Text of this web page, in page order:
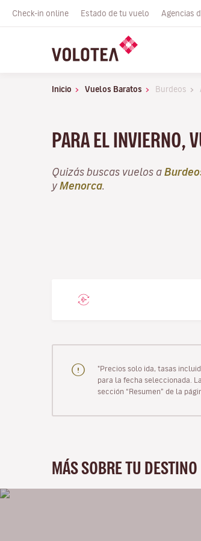
Check-in online Estado de tu vuelo Agencias
Inicio Vuelos Baratos Burdeos
PARA EL INVIERNO,
Quizás buscas vuelos a
yMenorca
"Precios solo ida, tasas
para la fecha seleccionada.
sección “Resumen” de la
MÁS SOBRE TU DESTINO